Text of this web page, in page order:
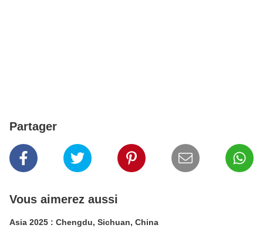
Partager
Vous aimerez aussi
Asia 2025 : Chengdu, Sichuan, China